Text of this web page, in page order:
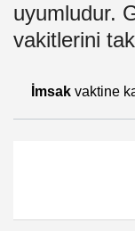
uyumludur.
vakitlerini
İmsakvaktine